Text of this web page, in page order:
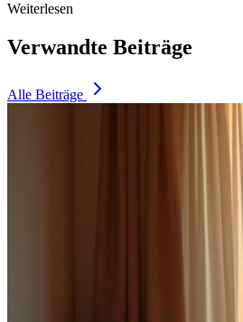
Weiterlesen
Verwandte Beiträge
Alle Beiträge